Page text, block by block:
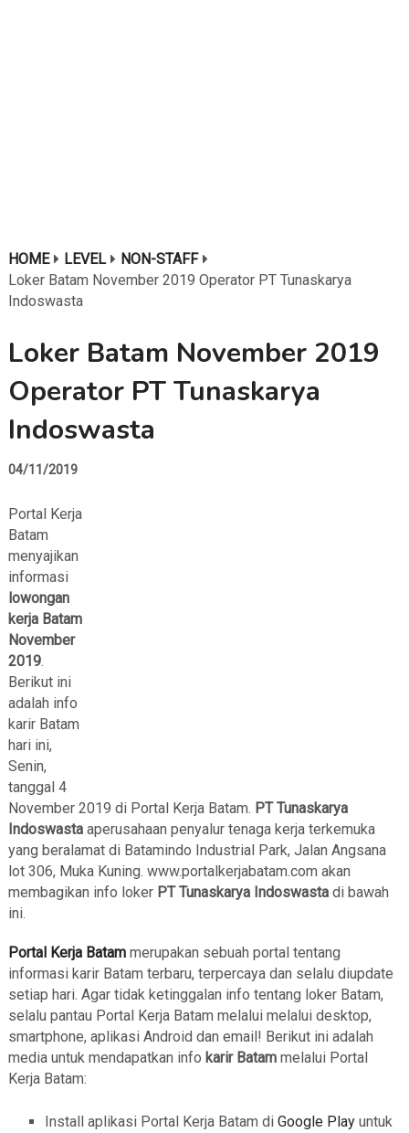
HOME LEVEL
NON-STAFF
Loker Batam November 2019 Operator PT Tunaskarya
Indoswasta
Loker Batam November 2019
Operator PT Tunaskarya
Indoswasta
04/11/2019
Portal Kerja
Batam
menyajikan
informasi
lowongan
kerja Batam
November
2019.
Berikut ini
adalah info
karir Batam
hari ini,
Senin,
tanggal 4
November 2019 di Portal Kerja Batam. PT Tunaskarya
Indoswasta aperusahaan penyalur tenaga kerja terkemuka
yang beralamat di Batamindo Industrial Park, Jalan Angsana
lot 306, Muka Kuning. www.portalkerjabatam.com akan
membagikan info loker PT Tunaskarya Indoswastadi bawah
ini.
Portal Kerja Batammerupakan sebuah portal tentang
informasi karir Batam terbaru, terpercaya dan selalu diupdate
setiap hari. Agar tidak ketinggalan info tentang loker Batam,
selalu pantau Portal Kerja Batam melalui melalui desktop,
smartphone, aplikasi Android dan email! Berikut ini adalah
media untuk mendapatkan info karir Batammelalui Portal
Kerja Batam:
Install aplikasi Portal Kerja Batam di Google Playuntuk